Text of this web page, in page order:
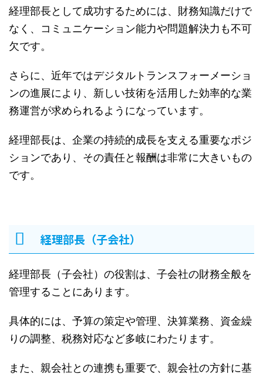
経理部長として成功するためには、財務知識だけで
なく、コミュニケーション能力や問題解決力も不可
欠です。
さらに、近年ではデジタルトランスフォーメーショ
ンの進展により、新しい技術を活用した効率的な業
務運営が求められるようになっています。
経理部長は、企業の持続的成長を支える重要なポジ
ションであり、その責任と報酬は非常に大きいもの
です。
経理部長（子会社）
経理部長（子会社）の役割は、子会社の財務全般を
管理することにあります。
具体的には、予算の策定や管理、決算業務、資金繰
りの調整、税務対応など多岐にわたります。
また、親会社との連携も重要で、親会社の方針に基